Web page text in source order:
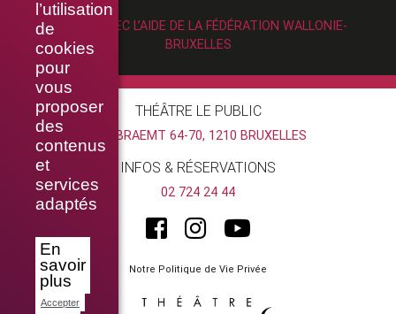
l’utilisation
de
cookies
pour
vous
proposer
des
contenus
et
services
adaptés
En
savoir
plus
Accepter
RÉALISÉ AVEC L’AIDE DE LA FÉDÉRATION WALLONIE-
BRUXELLES
THÉÂTRE LE PUBLIC
RUE BRAEMT 64-70, 1210 BRUXELLES
INFOS & RÉSERVATIONS
02 724 24 44
Notre Politique de Vie Privée